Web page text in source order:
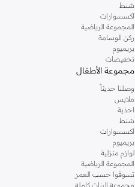
شنط
اكسسوارات
المجموعة الرياضية
ركن الوسامة
بريميوم
تخفيضات
مجموعة الأطفال
وصلنا حديثاً
ملابس
احذية
شنط
اكسسوارات
بريميوم
لوازم منزلية
المجموعة الرياضية
تسوقوا حسب العمر
مجموعة البنات كاملة